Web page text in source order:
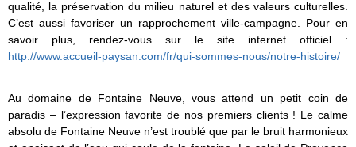
qualité, la préservation du milieu naturel et des valeurs culturelles.
C’est aussi favoriser un rapprochement ville-campagne. Pour en
savoir plus, rendez-vous sur le site internet officiel :
http://www.accueil-paysan.com/fr/qui-sommes-nous/notre-histoire/
Au domaine de Fontaine Neuve, vous attend un petit coin de
paradis – l’expression favorite de nos premiers clients ! Le calme
absolu de Fontaine Neuve n’est troublé que par le bruit harmonieux